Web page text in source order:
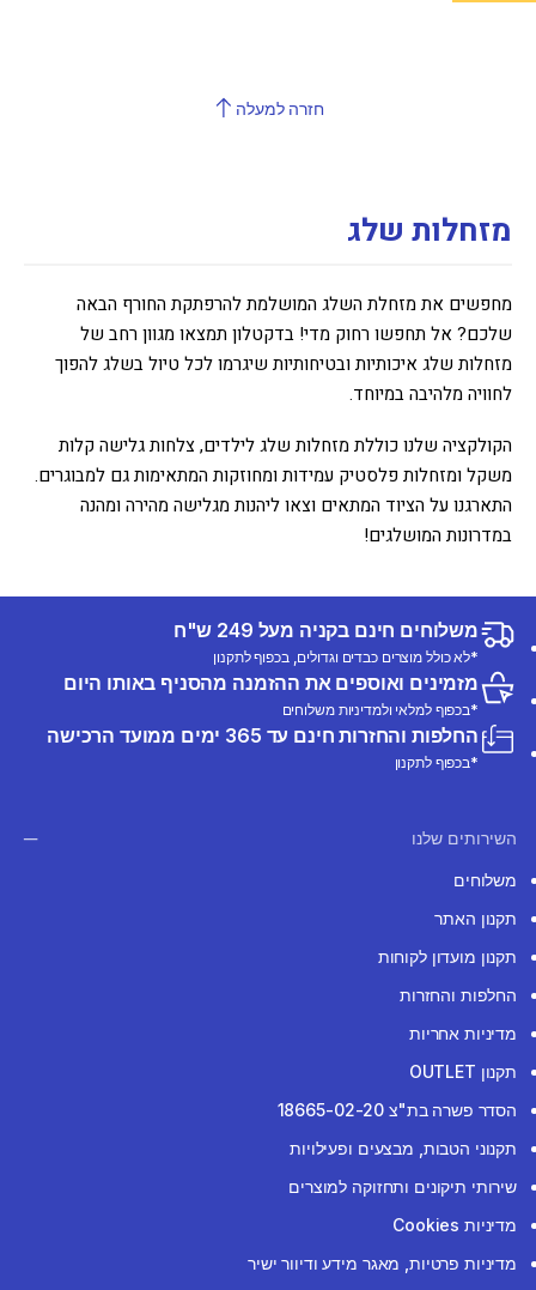
חזרה למעלה
מזחלות שלג
מחפשים את מזחלת השלג המושלמת להרפתקת החורף הבאה
שלכם? אל תחפשו רחוק מדי! בדקטלון תמצאו מגוון רחב של
מזחלות שלג איכותיות ובטיחותיות שיגרמו לכל טיול בשלג להפוך
לחוויה מלהיבה במיוחד.
הקולקציה שלנו כוללת מזחלות שלג לילדים, צלחות גלישה קלות
משקל ומזחלות פלסטיק עמידות ומחוזקות המתאימות גם למבוגרים.
התארגנו על הציוד המתאים וצאו ליהנות מגלישה מהירה ומהנה
במדרונות המושלגים!
משלוחים חינם בקניה מעל 249 ש"ח
*לא כולל מוצרים כבדים וגדולים, בכפוף לתקנון
מזמינים ואוספים את ההזמנה מהסניף באותו היום
*בכפוף למלאי ולמדיניות משלוחים
החלפות והחזרות חינם עד 365 ימים ממועד הרכישה
*בכפוף לתקנון
השירותים שלנו
משלוחים
תקנון האתר
תקנון מועדון לקוחות
החלפות והחזרות
מדיניות אחריות
תקנון OUTLET
הסדר פשרה בת"צ 18665-02-20
תקנוני הטבות, מבצעים ופעילויות
שירותי תיקונים ותחזוקה למוצרים
מדיניות Cookies
מדיניות פרטיות, מאגר מידע ודיוור ישיר